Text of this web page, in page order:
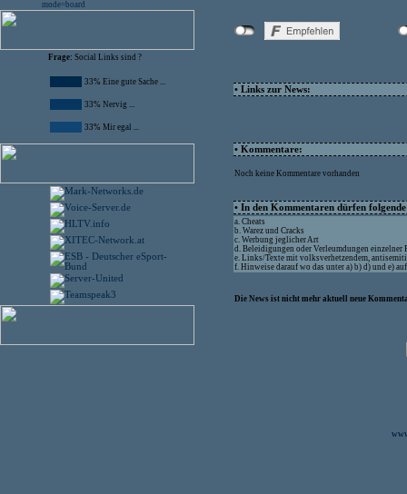
Frage: Social Links sind ?
33% Eine gute Sache ...
33% Nervig ...
33% Mir egal ...
• Links zur News:
• Kommentare:
Noch keine Kommentare vorhanden
• In den Kommentaren dürfen
a. Cheats
b. Warez und Cracks
c. Werbung jeglicher Art
d. Beleidigungen oder Verleumdungen einzelner
e. Links/Texte mit volksverhetzendem,
f. Hinweise darauf wo das unter a) b) d) und e)
Die News ist nicht mehr aktuell neue